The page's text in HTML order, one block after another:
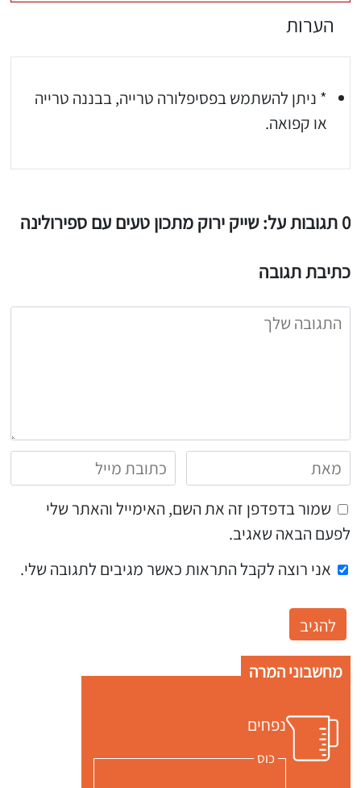
אותי באינסטגרם
הכנתם מתכון שלי? חפשו "Shahar_Hen_Hayokra" באינסטגרם עקבו אחריי עוד היום ותעלו את המתכון שהכנתם לסטורי ואני
הערות
* ניתן להשתמש בפסיפלורה טרייה, בבננה טרייה
או קפואה.
0 תגובות על: שייק ירוק מתכון טעים עם ספירולינה
כתיבת תגובה
שמור בדפדפן זה את השם, האימייל והאתר שלי
לפעם הבאה שאגיב.
אני רוצה לקבל התראות כאשר מגיבים לתגובה שלי.
מחשבוני המרה
נפחים
כוס